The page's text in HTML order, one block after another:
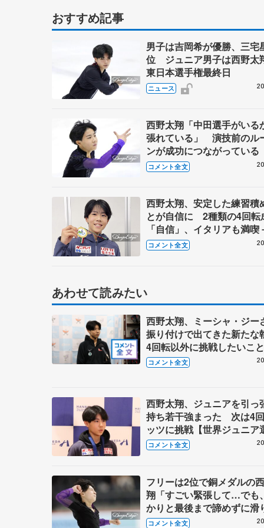
おすすめ記事
男子は吉岡希が優勝、三宅
位 ジュニア男子は西野
東日本選手権最終日
ニュース
西野太翔「中田選手がいる
張れている」 演技前のル
ンが成功につながってい
日本選手権・ジュニア男子
ー】
コメント全文
西野太翔、安定した練習積
とが自信に 2種類の4回転
「自信」、イタリアも満
【ジュニアGP第3戦イタリ
帰国】
コメント全文
あわせて読みたい
西野太翔、ミーシャ・ジー
振り付けで出てきた新た
4回転以外に挑戦したい
【アクアカップジュニア男
ー】
コメント全文
西野太翔、ジュニアを引っ
持ち若干強まった 次は4
ッツに挑戦【世界ジュニア
権・帰国後囲み】
コメント全文
フリーは2位で銅メダルの
翔「すごい緊張して…でも
かりと最後まで諦めずに滑
た」【世界ジュニア選手権
コメント全文